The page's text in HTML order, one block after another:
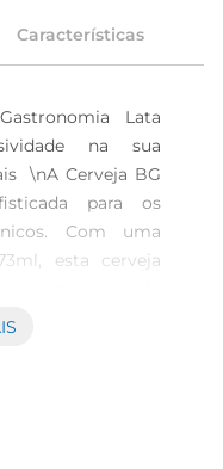
Características
Lata
na sua
\nA Cerveja BG
para os
Com uma
esta cerveja
a cada gole.